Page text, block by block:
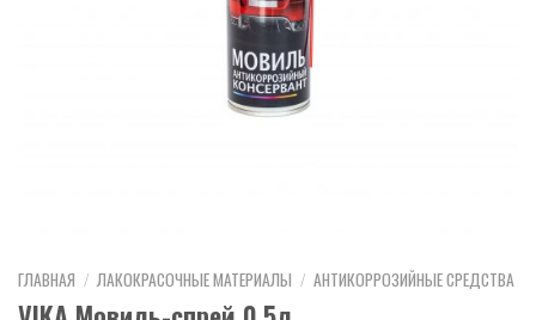
ГЛАВНАЯ / ЛАКОКРАСОЧНЫЕ МАТЕРИАЛЫ / АНТИКОРРОЗИЙНЫЕ СРЕДСТВА